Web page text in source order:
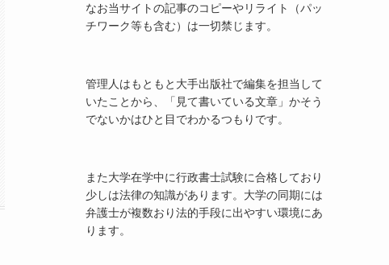
なお当サイトの記事のコピーやリライト（パッ
チワーク等も含む）は一切禁じます。
管理人はもともと大手出版社で編集を担当して
いたことから、「見て書いている文章」かそう
でないかはひと目でわかるつもりです。
また大学在学中に行政書士試験に合格しており
少しは法律の知識があります。大学の同期には
弁護士が複数おり法的手段に出やすい環境にあ
ります。